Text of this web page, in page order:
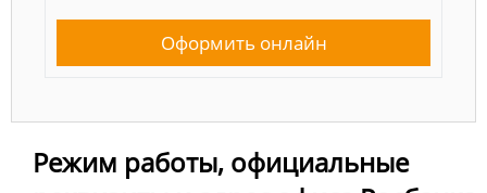
Оформить онлайн
Режим работы, официальные